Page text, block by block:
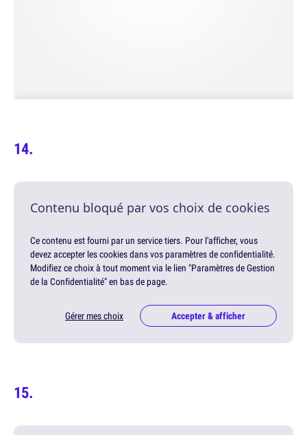
Contenu bloqué par vos choix de cookies
Ce contenu est fourni par un service tiers. Pour l'afficher, vous
devez accepter les cookies dans vos paramètres de confidentialité.
Modifiez ce choix à tout moment via le lien "Paramètres de Gestion
de la Confidentialité" en bas de page.
Gérer mes choix Accepter & afficher